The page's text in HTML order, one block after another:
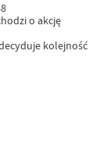
o akcję
kolejność